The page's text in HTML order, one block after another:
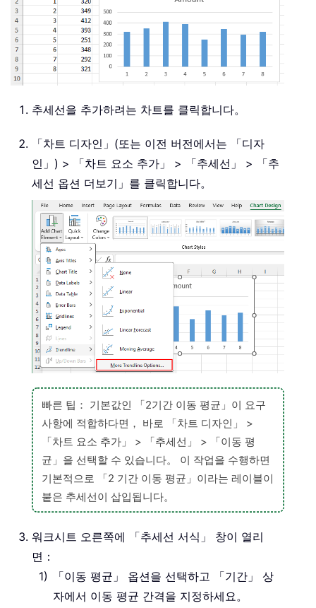
추세선을 추가하려는 차트를 클릭합니다。
「차트 디자인」(또는 이전 버전에서는 「디자
인」) > 「차트 요소 추가」 > 「추세선」 > 「추
세선 옵션 더보기」를 클릭합니다。
빠른 팁： 기본값인 「2기간 이동 평균」이 요구
사항에 적합하다면， 바로 「차트 디자인」 >
「차트 요소 추가」 > 「추세선」 > 「이동 평
균」을 선택할 수 있습니다。 이 작업을 수행하면
기본적으로 「2 기간 이동 평균」이라는 레이블이
붙은 추세선이 삽입됩니다。
워크시트 오른쪽에 「추세선 서식」 창이 열리
면：
「이동 평균」 옵션을 선택하고 「기간」 상
자에서 이동 평균 간격을 지정하세요。